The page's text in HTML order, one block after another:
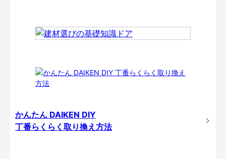
かんたん DAIKEN DIY
丁番らくらく取り換え方法